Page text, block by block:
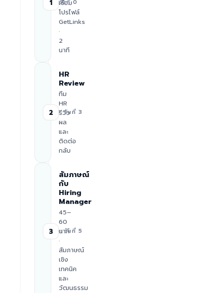
1
เชื่อม
โปรไฟล์
GetLinks
·
2
นาที
วันที่ 0
2
HR
Review
ทีม
HR
รีวิว
ผล
และ
ติดต่อ
กลับ
≈ วันที่ 3
3
สัมภาษณ์
กับ
Hiring
Manager
45–
60
นาที
·
สัมภาษณ์
เชิง
เทคนิค
และ
วัฒนธรรม
≈ วันที่ 5